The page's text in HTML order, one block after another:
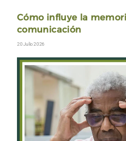
Cómo influye la
comunicación
20 Julio 2026